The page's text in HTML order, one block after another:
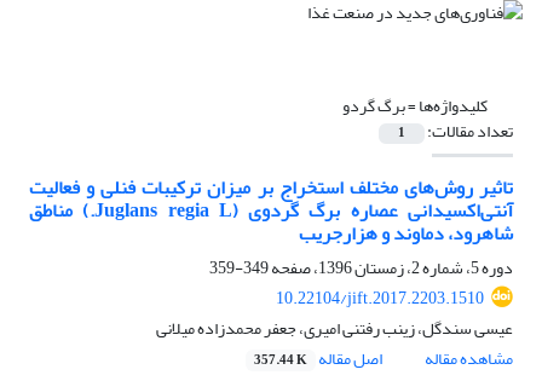
کلیدواژه‌ها =برگ گردو
تعداد مقالات: 1
تاثیر روش‌های مختلف استخراج بر میزان ترکیبات فنلی و فعالیت
آنتی‌اکسیدانی عصاره برگ گردوی (Juglans regia L.) مناطق
شاهرود، دماوند و هزارجریب
دوره 5، شماره 2، زمستان 1396، صفحه
349-359
10.22104/jift.2017.2203.1510
عیسی سندگل، زینب رفتنی امیری، جعفر محمدزاده میلانی
مشاهده مقاله
اصل مقاله 357.44 K